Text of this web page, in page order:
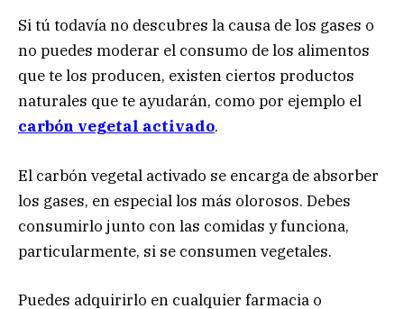
Si tú todavía no descubres la causa de los gases o
no puedes moderar el consumo de los alimentos
que te los producen, existen ciertos productos
naturales que te ayudarán, como por ejemplo el
carbón vegetal activado.
El carbón vegetal activado se encarga de absorber
los gases, en especial los más olorosos. Debes
consumirlo junto con las comidas y funciona,
particularmente, si se consumen vegetales.
Puedes adquirirlo en cualquier farmacia o